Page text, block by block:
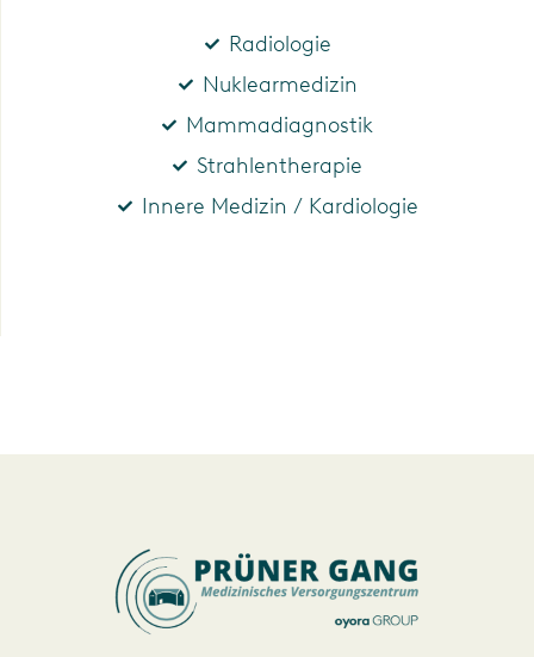
Radiologie
Nuklearmedizin
Mammadiagnostik
Strahlentherapie
Innere Medizin / Kardiologie